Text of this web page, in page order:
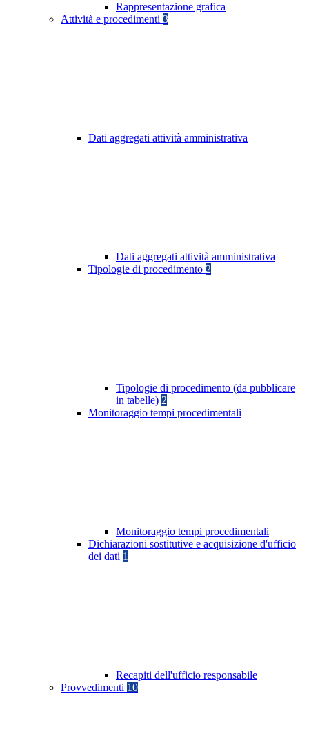
Rappresentazione grafica
Attività e procedimenti 3
Dati aggregati attività amministrativa
Dati aggregati attività amministrativa
Tipologie di procedimento 2
Tipologie di procedimento (da pubblicare
in tabelle) 2
Monitoraggio tempi procedimentali
Monitoraggio tempi procedimentali
Dichiarazioni sostitutive e acquisizione d'ufficio
dei dati 1
Recapiti dell'ufficio responsabile
Provvedimenti 10